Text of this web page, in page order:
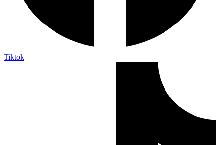
Tiktok